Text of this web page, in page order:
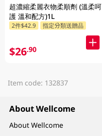
超濃縮柔麗衣物柔順劑 (溫柔呵
護 溫和配方)1L
2件$42.9 指定分類送贈品
$26.90
Item code: 132837
About Wellcome
About Wellcome